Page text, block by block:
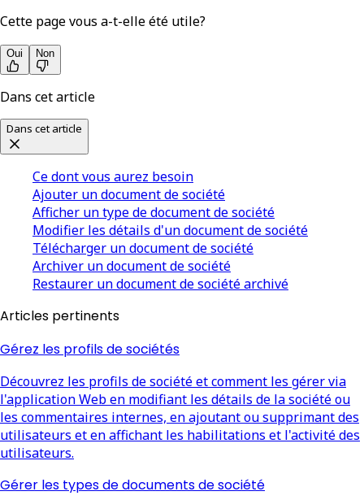
Cette page vous a-t-elle été utile?
Oui Non
Dans cet article
Dans cet article
Ce dont vous aurez besoin
Ajouter un document de société
Afficher un type de document de société
Modifier les détails d'un document de société
Télécharger un document de société
Archiver un document de société
Restaurer un document de société archivé
Articles pertinents
Gérez les profils de sociétés
Découvrez les profils de société et comment les gérer via
l'application Web en modifiant les détails de la société ou
les commentaires internes, en ajoutant ou supprimant des
utilisateurs et en affichant les habilitations et l'activité des
utilisateurs.
Gérer les types de documents de société